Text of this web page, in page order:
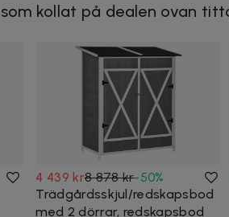
kollat på dealen ovan
4 439 kr8 878 kr-50%
Trädgårdsskjul/redskapsbod
med 2 dörrar, redskapsbod